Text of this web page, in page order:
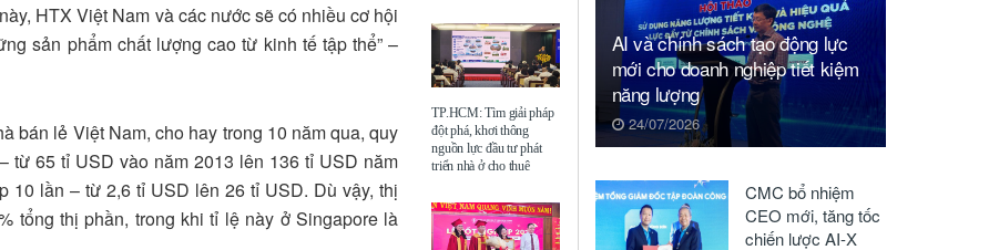
HTX Việt Nam và các nước sẽ có nhiều cơ hội
sản phẩm chất lượng cao từ kinh tế tập thể” –
bán lẻ Việt Nam, cho hay trong 10 năm qua, quy
từ 65 tỉ USD vào năm 2013 lên 136 tỉ USD năm
lần – từ 2,6 tỉ USD lên 26 tỉ USD. Dù vậy, thị
tổng thị phần, trong khi tỉ lệ này ở Singapore là
TP.HCM: Tìm giải pháp
đột phá, khơi thông
nguồn lực đầu tư phát
triển nhà ở cho thuê
AI và chính sách tạo động lực
mới cho doanh nghiệp tiết kiệm
năng lượng
24/07/2026
CMC bổ nhiệm
CEO mới, tăng tốc
chiến lược AI-X